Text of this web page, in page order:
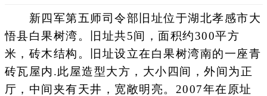
新四军第五师司令部旧址位于湖北孝感市大
悟县白果树湾。旧址共5间，面积约300平方
米，砖木结构。旧址设立在白果树湾南的一座青
砖瓦屋内.此屋造型大方，大小四间，外间为正
厅，中间夹有天井，宽敞明亮。2007年在原址